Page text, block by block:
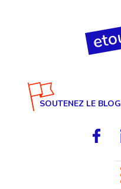
SOUTENEZ LE BLOG